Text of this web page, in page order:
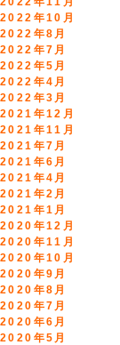
2022年10月
2022年8月
2022年7月
2022年5月
2022年4月
2022年3月
2021年12月
2021年11月
2021年7月
2021年6月
2021年4月
2021年2月
2021年1月
2020年12月
2020年11月
2020年10月
2020年9月
2020年8月
2020年7月
2020年6月
2020年5月